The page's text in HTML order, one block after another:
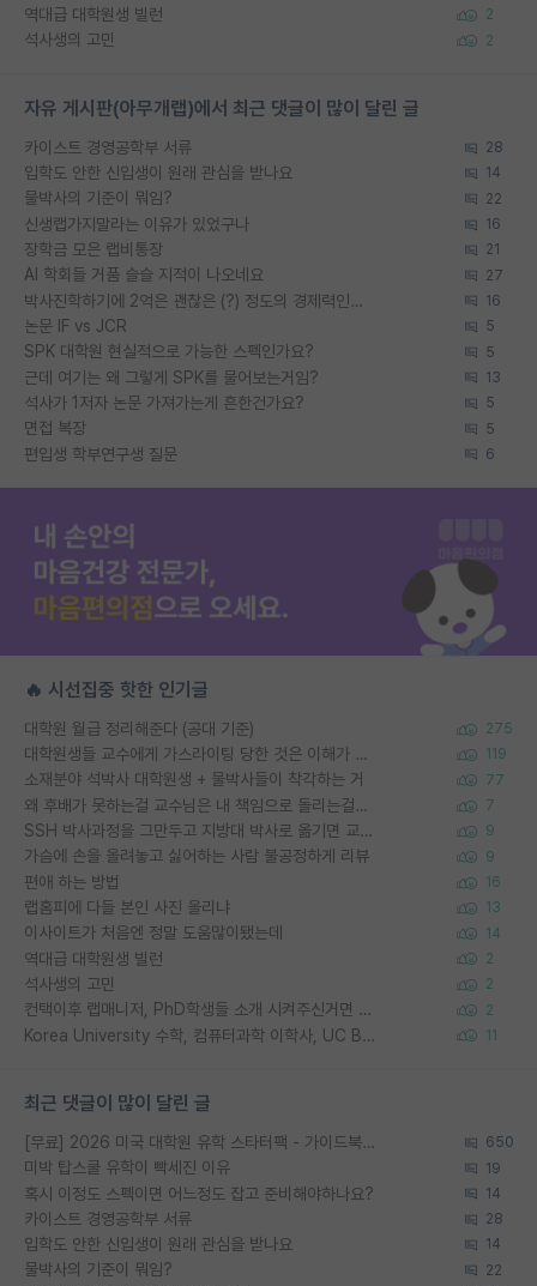
역대급 대학원생 빌런 2
석사생의 고민 2
자유 게시판(아무개랩)에서 최근 댓글이 많이 달린 글
카이스트 경영공학부 서류 28
입학도 안한 신입생이 원래 관심을 받나요 14
물박사의 기준이 뭐임? 22
신생랩가지말라는 이유가 있었구나 16
장학금 모은 랩비통장 21
AI 학회들 거품 슬슬 지적이 나오네요 27
박사진학하기에 2억은 괜찮은 (?) 정도의 경제력인가요 16
논문 IF vs JCR 5
SPK 대학원 현실적으로 가능한 스펙인가요? 5
근데 여기는 왜 그렇게 SPK를 물어보는거임? 13
석사가 1저자 논문 가져가는게 흔한건가요? 5
면접 복장 5
편입생 학부연구생 질문 6
🔥 시선집중 핫한 인기글
대학원 월급 정리해준다 (공대 기준) 275
대학원생들 교수에게 가스라이팅 당한 것은 이해가 갑니다. 안타깝네요. 119
소재분야 석박사 대학원생 + 물박사들이 착각하는 거 77
왜 후배가 못하는걸 교수님은 내 책임으로 돌리는걸까요? 7
SSH 박사과정을 그만두고 지방대 박사로 옮기면 교수의 꿈은 끝일까요? 9
가슴에 손을 올려놓고 싫어하는 사람 불공정하게 리뷰 9
편애 하는 방법 16
랩홈피에 다들 본인 사진 올리냐 13
이사이트가 처음엔 정말 도움많이됐는데 14
역대급 대학원생 빌런 2
석사생의 고민 2
컨택이후 랩매니저, PhD학생들 소개 시켜주신거면 거의 컨펌에 가깝나요? 2
Korea University 수학, 컴퓨터과학 이학사, UC Berkeley 산업공학 대학원 공학박사가 되는 것은 쉽지 않겠죠? 11
최근 댓글이 많이 달린 글
[무료] 2026 미국 대학원 유학 스타터팩 - 가이드북 & 합격자 컨택메일 템플릿 650
미박 탑스쿨 유학이 빡세진 이유 19
혹시 이정도 스펙이면 어느정도 잡고 준비해야하나요? 14
카이스트 경영공학부 서류 28
입학도 안한 신입생이 원래 관심을 받나요 14
물박사의 기준이 뭐임? 22